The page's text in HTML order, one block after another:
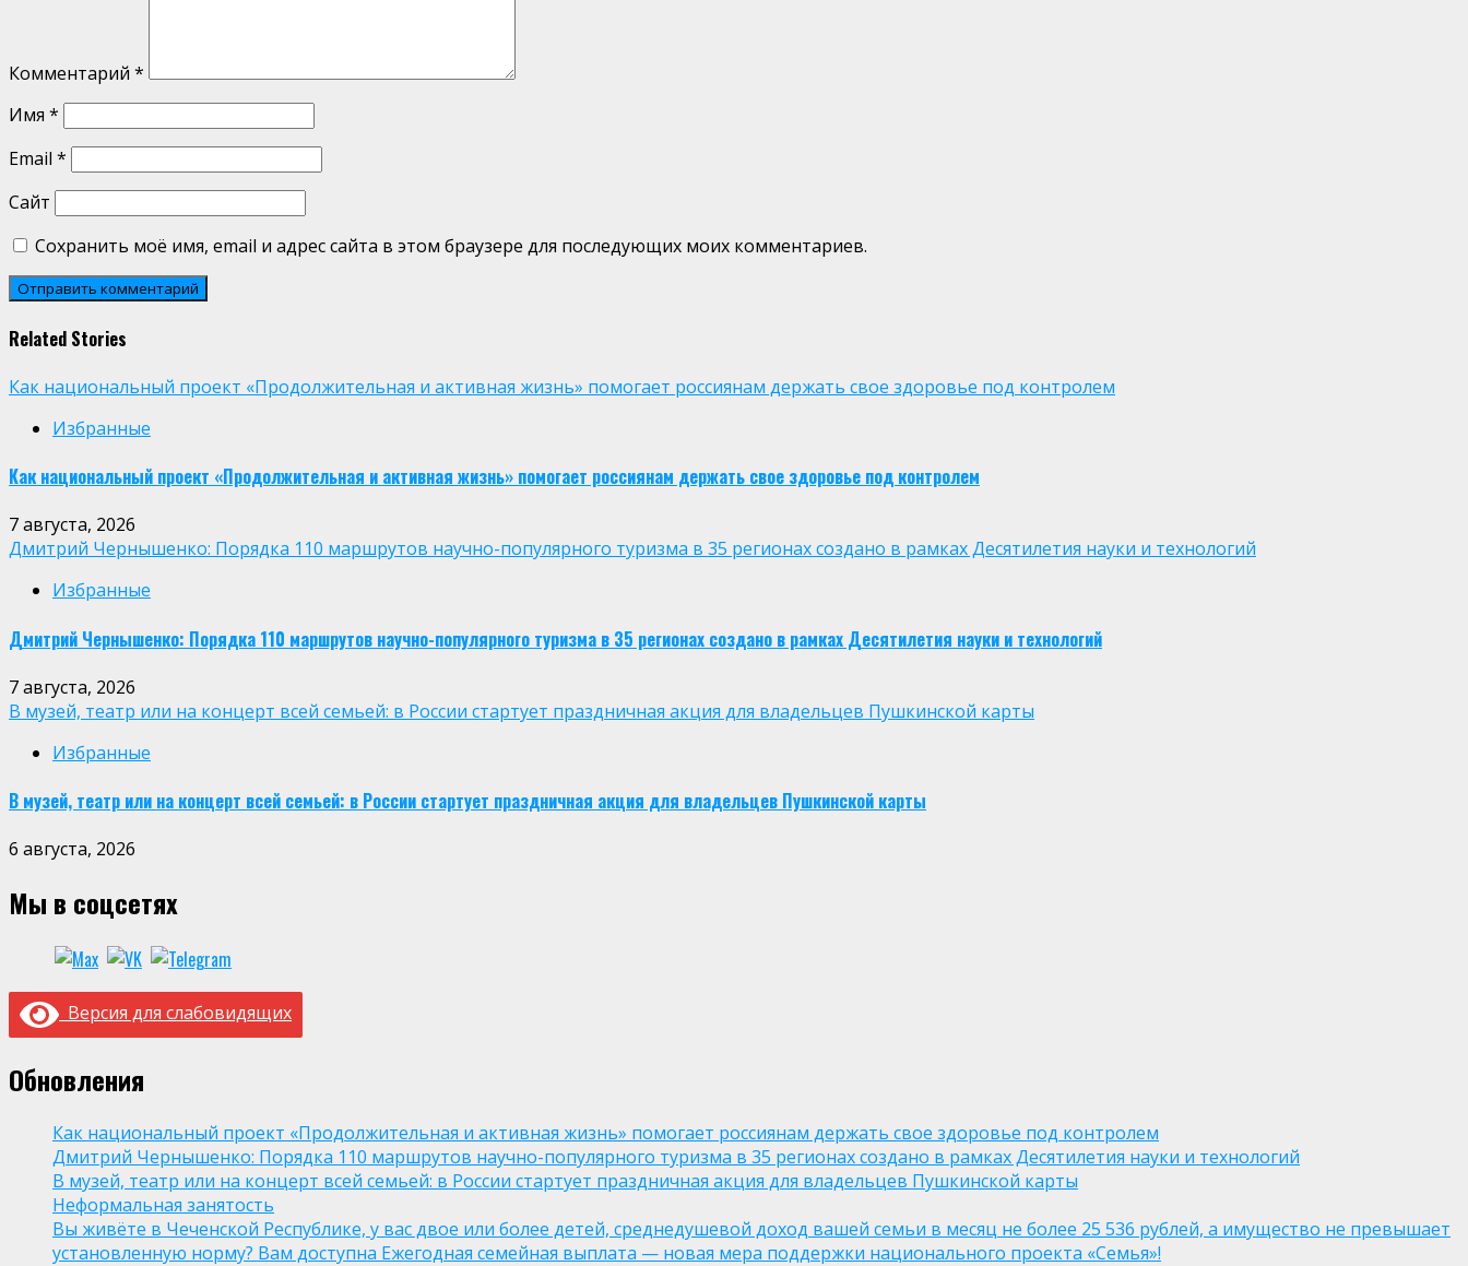
Комментарий *
Имя *
Email *
Сайт
Сохранить моё имя, email и адрес сайта в этом браузере для последующих моих комментариев.
Related Stories
Как национальный проект «Продолжительная и активная жизнь» помогает россиянам держать свое здоровье под контролем
Избранные
Как национальный проект «Продолжительная и активная жизнь» помогает россиянам держать свое здоровье под контролем
7 августа, 2026
Дмитрий Чернышенко: Порядка 110 маршрутов научно-популярного туризма в 35 регионах создано в рамках Десятилетия науки и технологий
Избранные
Дмитрий Чернышенко: Порядка 110 маршрутов научно-популярного туризма в 35 регионах создано в рамках Десятилетия науки и технологий
7 августа, 2026
В музей, театр или на концерт всей семьей: в России стартует праздничная акция для владельцев Пушкинской карты
Избранные
В музей, театр или на концерт всей семьей: в России стартует праздничная акция для владельцев Пушкинской карты
6 августа, 2026
Мы в соцсетях
Версия для слабовидящих
Обновления
Как национальный проект «Продолжительная и активная жизнь» помогает россиянам держать свое здоровье под контролем
Дмитрий Чернышенко: Порядка 110 маршрутов научно-популярного туризма в 35 регионах создано в рамках Десятилетия науки и технологий
В музей, театр или на концерт всей семьей: в России стартует праздничная акция для владельцев Пушкинской карты
Неформальная занятость
Вы живёте в Чеченской Республике, у вас двое или более детей, среднедушевой доход вашей семьи в месяц не более 25 536 рублей, а имущество не превышает
установленную норму? Вам доступна Ежегодная семейная выплата — новая мера поддержки национального проекта «Семья»!